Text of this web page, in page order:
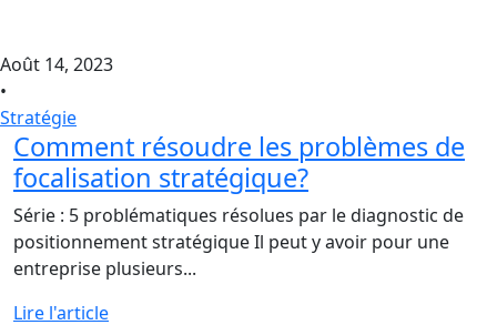
Août 14, 2023
•
Stratégie
Comment résoudre les problèmes de
focalisation stratégique?
Série : 5 problématiques résolues par le diagnostic de
positionnement stratégique Il peut y avoir pour une
entreprise plusieurs...
Lire l'article